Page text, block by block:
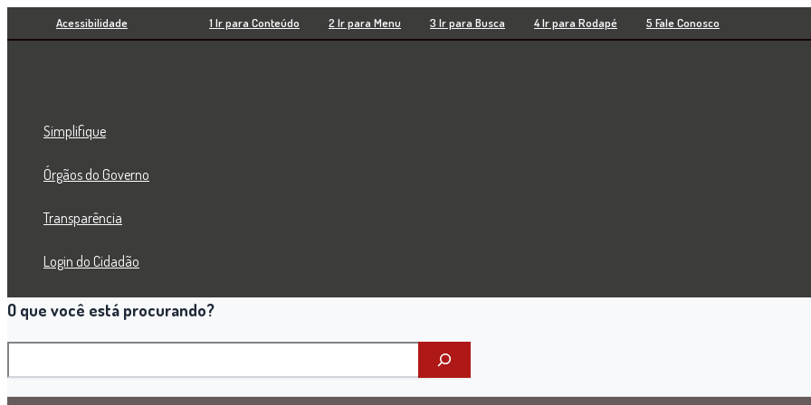
Ir
para
Acessibilidade 1 Ir para Conteúdo 2 Ir para Menu 3 Ir para Busca 4 Ir para Rodapé 5 Fale Conosco
Simplifique
Órgãos do Governo
Transparência
Login do Cidadão
O que você está procurando?
Pesquisar